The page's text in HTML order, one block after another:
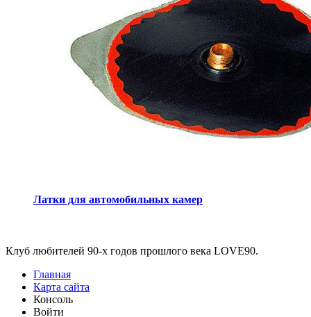
Латки для автомобильных камер
Клуб любителей 90-х годов прошлого века LOVE90.
Главная
Карта сайта
Консоль
Войти